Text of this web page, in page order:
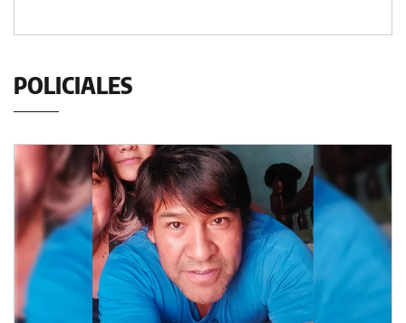
POLICIALES